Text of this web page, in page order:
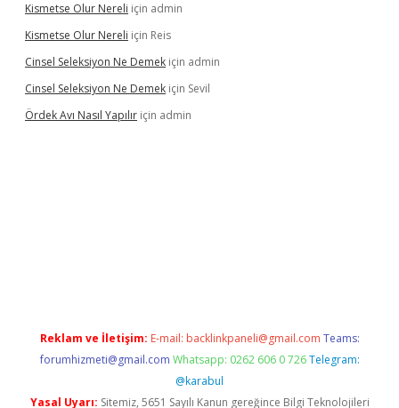
Kismetse Olur Nereli için admin
Kismetse Olur Nereli için Reis
Cinsel Seleksiyon Ne Demek için admin
Cinsel Seleksiyon Ne Demek için Sevil
Ördek Avı Nasıl Yapılır için admin
Reklam ve İletişim: E-mail: backlinkpaneli@gmail.com Teams:
forumhizmeti@gmail.com Whatsapp: 0262 606 0 726 Telegram:
@karabul
Yasal Uyarı: Sitemiz, 5651 Sayılı Kanun gereğince Bilgi Teknolojileri